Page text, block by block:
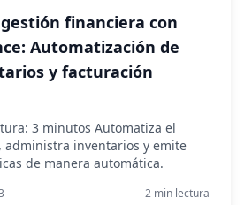
financiera con
Automatización de
y facturación
3 minutos Automatiza el
administra inventarios y emite
de manera automática.
2 min lectura